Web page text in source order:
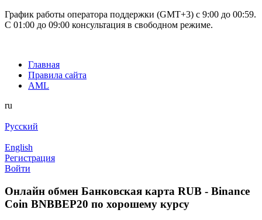
График работы оператора поддержки (GMT+3) c 9:00 до 00:59.
С 01:00 до 09:00 консультация в свободном режиме.
Главная
Правила сайта
AML
ru
Русский
English
Регистрация
Войти
Онлайн обмен Банковская карта RUB - Binance
Coin BNBBEP20 по хорошему курсу